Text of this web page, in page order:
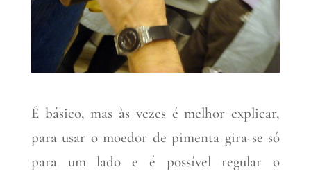
É básico, mas às vezes é melhor explicar,
para usar o moedor de pimenta gira-se só
para um lado e é possível regular o